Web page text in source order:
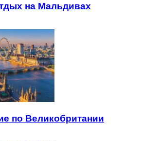
на Мальдивах
по Великобритании